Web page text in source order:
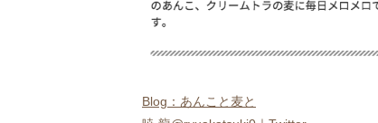
Blog：あんこと麦と